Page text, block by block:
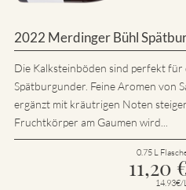
2022 Merdinger Bühl
Die Kalksteinböden sind perfekt
Spätburgunder. Feine Aromen von
ergänzt mit kräutrigen Noten
Fruchtkörper am Gaumen wird...
0.75 L
11,20
14.93€/